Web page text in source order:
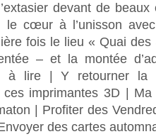
devant de
cœur à l’unisson
fois le lieu « Quai
– et la montée
à lire | Y retourner la
imprimantes 3D |
| Profiter des
des cartes